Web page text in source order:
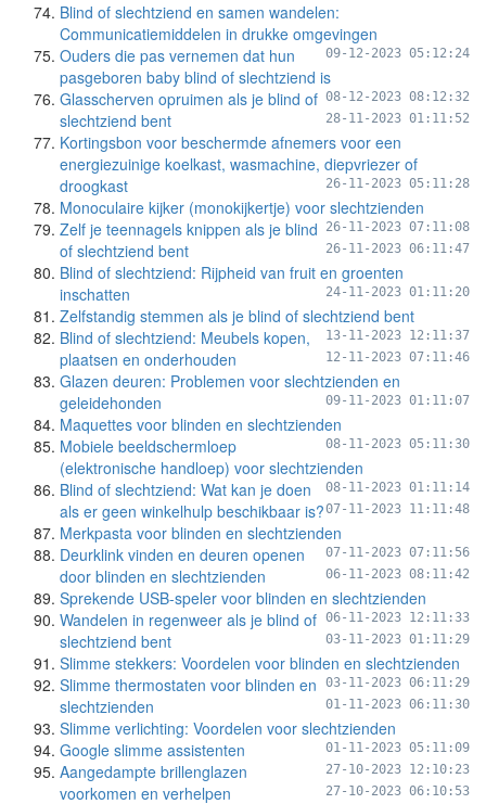
Blind of slechtziend en samen wandelen:
Communicatiemiddelen in drukke omgevingen
09-12-2023 05:12:24
Ouders die pas vernemen dat hun
pasgeboren baby blind of slechtziend is
08-12-2023 08:12:32
Glasscherven opruimen als je blind of
slechtziend bent
28-11-2023 01:11:52
Kortingsbon voor beschermde afnemers voor een
energiezuinige koelkast, wasmachine, diepvriezer of
droogkast
26-11-2023 05:11:28
Monoculaire kijker (monokijkertje) voor slechtzienden
26-11-2023 07:11:08
Zelf je teennagels knippen als je blind
of slechtziend bent
26-11-2023 06:11:47
Blind of slechtziend: Rijpheid van fruit en groenten
inschatten
24-11-2023 01:11:20
Zelfstandig stemmen als je blind of slechtziend bent
13-11-2023 12:11:37
Blind of slechtziend: Meubels kopen,
plaatsen en onderhouden
12-11-2023 07:11:46
Glazen deuren: Problemen voor slechtzienden en
geleidehonden
09-11-2023 01:11:07
Maquettes voor blinden en slechtzienden
08-11-2023 05:11:30
Mobiele beeldschermloep
(elektronische handloep) voor slechtzienden
08-11-2023 01:11:14
Blind of slechtziend: Wat kan je doen
als er geen winkelhulp beschikbaar is?07-11-2023 11:11:48
Merkpasta voor blinden en slechtzienden
07-11-2023 07:11:56
Deurklink vinden en deuren openen
door blinden en slechtzienden
06-11-2023 08:11:42
Sprekende USB-speler voor blinden en slechtzienden
06-11-2023 12:11:33
Wandelen in regenweer als je blind of
slechtziend bent
03-11-2023 01:11:29
Slimme stekkers: Voordelen voor blinden en slechtzienden
03-11-2023 06:11:29
Slimme thermostaten voor blinden en
slechtzienden
01-11-2023 06:11:30
Slimme verlichting: Voordelen voor slechtzienden
01-11-2023 05:11:09
Google slimme assistenten
27-10-2023 12:10:23
Aangedampte brillenglazen
voorkomen en verhelpen
27-10-2023 06:10:53